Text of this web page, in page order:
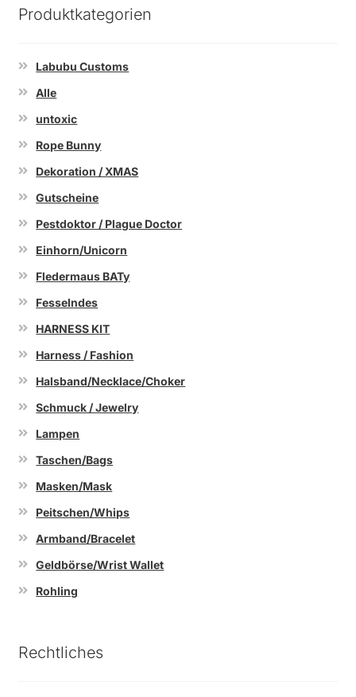
Produktkategorien
Labubu Customs
Alle
untoxic
Rope Bunny
Dekoration / XMAS
Gutscheine
Pestdoktor / Plague Doctor
Einhorn/Unicorn
Fledermaus BATy
Fesselndes
HARNESS KIT
Harness / Fashion
Halsband/Necklace/Choker
Schmuck / Jewelry
Lampen
Taschen/Bags
Masken/Mask
Peitschen/Whips
Armband/Bracelet
Geldbörse/Wrist Wallet
Rohling
Rechtliches